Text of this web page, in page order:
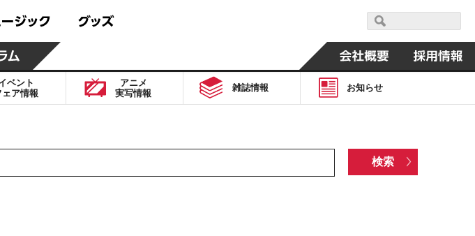
ベント
ェア情報
アニメ
実写情報
雑誌情報 お知らせ